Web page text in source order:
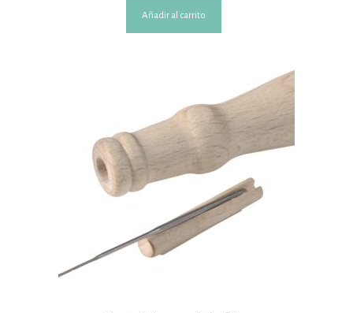
Añadir al carrito